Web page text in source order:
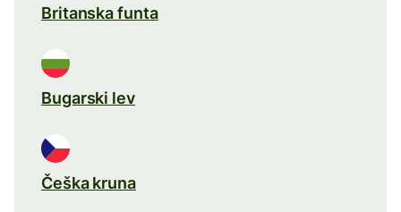
Britanska funta
Bugarski lev
Češka kruna